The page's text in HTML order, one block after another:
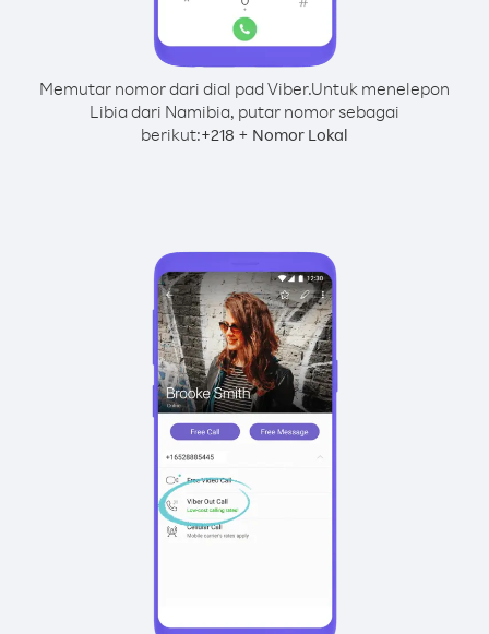
Memutar nomor dari dial pad Viber.Untuk menelepon
Libia dari Namibia, putar nomor sebagai
berikut:+218 + Nomor Lokal